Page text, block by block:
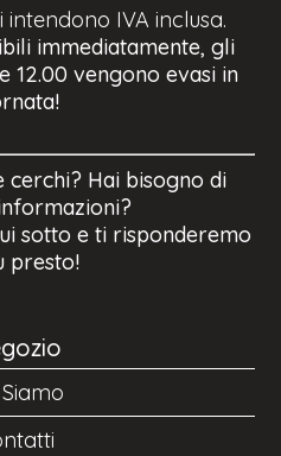
intendono IVA inclusa.
immediatamente, gli
12.00 vengono evasi in
Hai bisogno di
sotto e ti risponderemo
presto!